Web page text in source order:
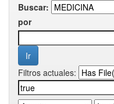
Buscar:
por
Filtros actuales: